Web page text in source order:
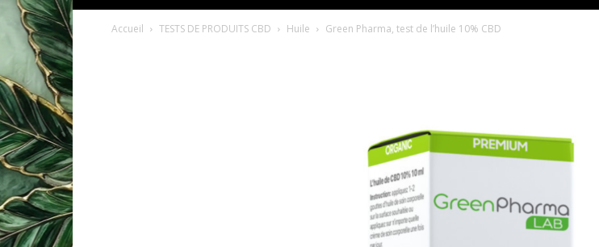
Accueil TESTS DE PRODUITS CBD Huile Green Pharma, test de l’huile 10% CBD